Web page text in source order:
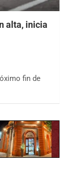
alta, inicia
fin de